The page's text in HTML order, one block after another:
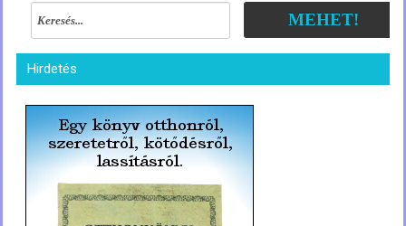
MEHET!
Hirdetés